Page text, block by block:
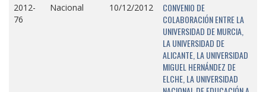
2012-
76
Nacional 10/12/2012
CONVENIO DE
COLABORACIÓN ENTRE LA
UNIVERSIDAD DE MURCIA,
LA UNIVERSIDAD DE
ALICANTE, LA UNIVERSIDAD
MIGUEL HERNÁNDEZ DE
ELCHE, LA UNIVERSIDAD